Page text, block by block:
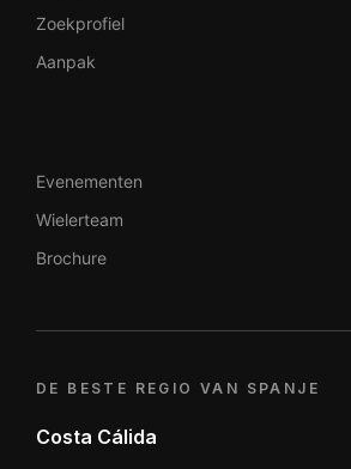
Zoekprofiel
Aanpak
Evenementen
Wielerteam
Brochure
DE BESTE REGIO VAN SPANJE
Costa Cálida